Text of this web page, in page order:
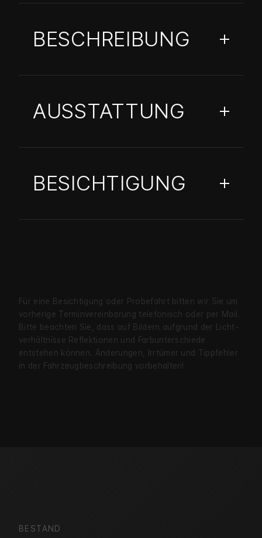
BESCHREIBUNG
AUSSTATTUNG
BESICHTIGUNG
Für eine Besichtigung oder Probe­fahrt bitten wir Sie um
vorherige Termin­verein­barung telefonisch oder per Mail.
Bitte beachten Sie, dass auf Bildern aufgrund der Licht­
verhältnisse Reflekt­ionen und Farb­unter­schiede
entstehen können. Änderungen, Irrtümer und Tipp­fehler
in der Fahrzeug­beschreibung vorbehalten!
BESTAND